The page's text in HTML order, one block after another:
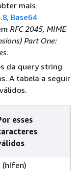
mais
Base64
RFC 2045, MIME
Part One:
.
da query string
A tabela a seguir
esses
(hífen)